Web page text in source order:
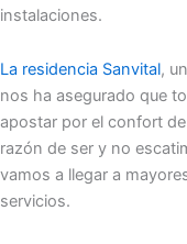
instalaciones.
La residencia Sanvital,
nos ha asegurado que
apostar por el confort
razón de ser y no
vamos a llegar a
servicios.